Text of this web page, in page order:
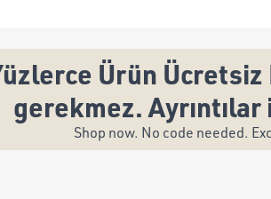
Ürün Ücretsiz
gerekmez.
Shop now. No code needed.